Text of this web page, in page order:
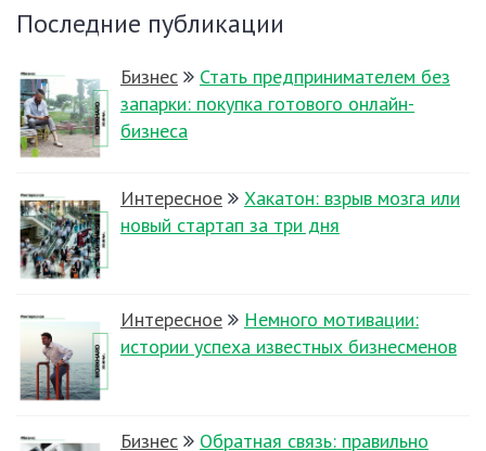
Последние публикации
Бизнес
Стать предпринимателем без
запарки: покупка готового онлайн-
бизнеса
Интересное
Хакатон: взрыв мозга или
новый стартап за три дня
Интересное
Немного мотивации:
истории успеха известных бизнесменов
Бизнес
Обратная связь: правильно